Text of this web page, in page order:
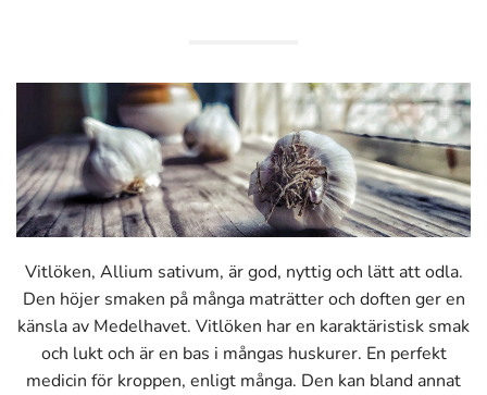
Vitlöken, Allium sativum, är god, nyttig och lätt att odla.
Den höjer smaken på många maträtter och doften ger en
känsla av Medelhavet. Vitlöken har en karaktäristisk smak
och lukt och är en bas i mångas huskurer. En perfekt
medicin för kroppen, enligt många. Den kan bland annat